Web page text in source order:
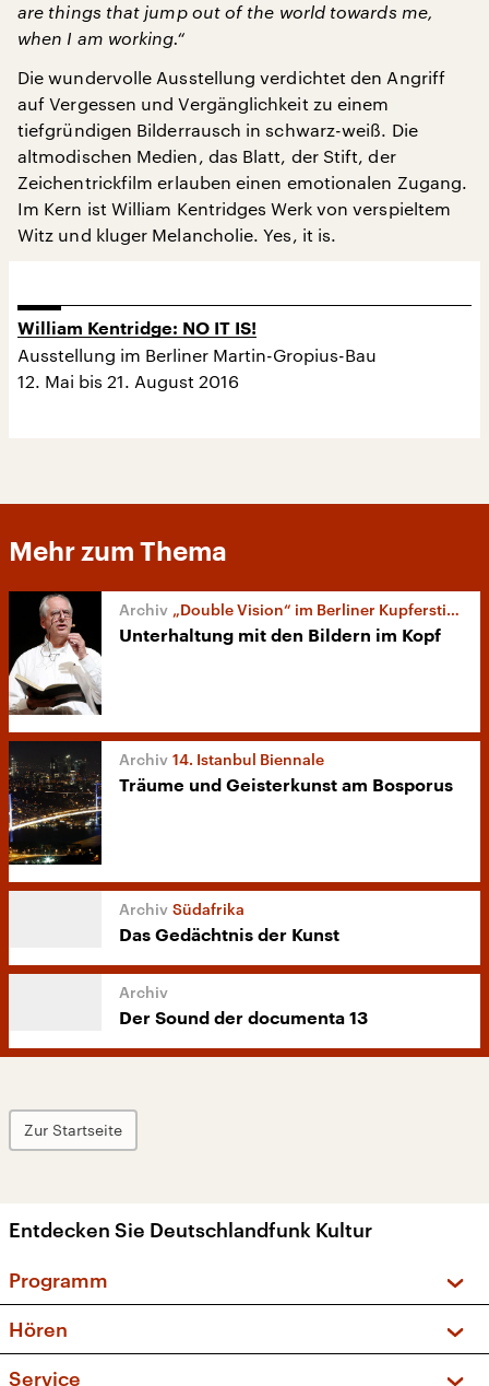
are things that jump out of the world towards me,
when I am working.“
Die wundervolle Ausstellung verdichtet den Angriff
auf Vergessen und Vergänglichkeit zu einem
tiefgründigen Bilderrausch in schwarz-weiß. Die
altmodischen Medien, das Blatt, der Stift, der
Zeichentrickfilm erlauben einen emotionalen Zugang.
Im Kern ist William Kentridges Werk von verspieltem
Witz und kluger Melancholie. Yes, it is.
William Kentridge: NO IT IS!
Ausstellung im Berliner Martin-Gropius-Bau
12. Mai bis 21. August 2016
Mehr zum Thema
„Double Vision“ im Berliner Kupferstichkabinett
Unterhaltung mit den Bildern im Kopf
14. Istanbul Biennale
Träume und Geisterkunst am Bosporus
Südafrika
Das Gedächtnis der Kunst
Der Sound der documenta 13
Zur Startseite
Entdecken Sie Deutschlandfunk Kultur
Programm
Sendungen und Podcasts
Hören
Service